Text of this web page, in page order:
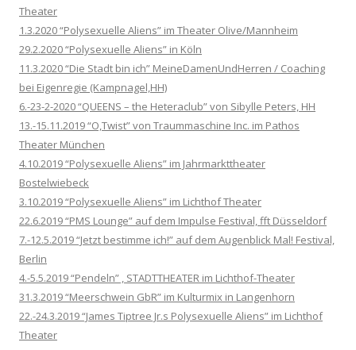
Theater
1.3.2020 “Polysexuelle Aliens” im Theater Olive/Mannheim
29.2.2020 “Polysexuelle Aliens” in Köln
11.3.2020 “Die Stadt bin ich” MeineDamenUndHerren / Coaching
bei Eigenregie (Kampnagel,HH)
6.-23-2-2020 “QUEENS – the Heteraclub” von Sibylle Peters, HH
13.-15.11.2019 “O,Twist” von Traummaschine Inc. im Pathos
Theater München
4.10.2019 “Polysexuelle Aliens” im Jahrmarkttheater
Bostelwiebeck
3.10.2019 “Polysexuelle Aliens” im Lichthof Theater
22.6.2019 “PMS Lounge” auf dem Impulse Festival, fft Düsseldorf
7.-12.5.2019 “Jetzt bestimme ich!” auf dem Augenblick Mal! Festival,
Berlin
4.-5.5.2019 “Pendeln” , STADTTHEATER im Lichthof-Theater
31.3.2019 “Meerschwein GbR” im Kulturmix in Langenhorn
22.-24.3.2019 “James Tiptree Jr.s Polysexuelle Aliens” im Lichthof
Theater